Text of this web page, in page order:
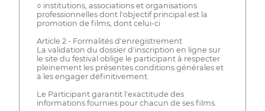
○ institutions, associations et organisations
professionnelles dont l'objectif principal est la
promotion de films, dont celui-ci
Article 2 - Formalités d'enregistrement
La validation du dossier d'inscription en ligne sur
le site du festival oblige le participant à respecter
pleinement les présentes conditions générales et
à les engager définitivement.
Le Participant garantit l'exactitude des
informations fournies pour chacun de ses films.